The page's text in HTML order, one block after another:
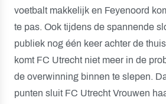
voetbalt makkelijk en Feyenoord
te pas. Ook tijdens de spannende
publiek nog één keer achter de
komt FC Utrecht niet meer in de
de overwinning binnen te slepen.
punten sluit FC Utrecht Vrouwen